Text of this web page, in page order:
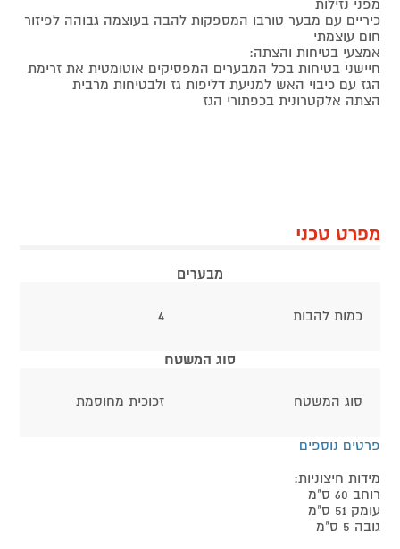
מפני נזילות
כיריים עם מבער טורבו המספקות להבה בעוצמה גבוהה לפיזור
חום עוצמתי
אמצעי בטיחות והצתה:
חיישני בטיחות בכל המבערים המפסיקים אוטומטית את זרימת
הגז עם כיבוי האש למניעת דליפות גז ולבטיחות מרבית
הצתה אלקטרונית בכפתורי הגז
מפרט טכני
מבערים
כמות להבות 4
סוג המשטח
סוג המשטח זכוכית מחוסמת
פרטים נוספים
מידות חיצוניות:
רוחב 60 ס"מ
עומק 51 ס"מ
גובה 5 ס"מ